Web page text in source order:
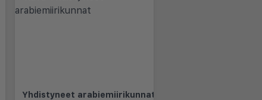
Yhdistyneet arabiemiirikunnat